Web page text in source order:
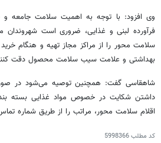
وی افزود: با توجه به اهمیت سلامت جامعه و
فرآورده لبنی و غذایی، ضروری است شهروندان
سلامت محور را از مراکز مجاز تهیه و هنگام
بهداشتی و علامت سیب سلامت محصول دقت
شاهقاسی گفت: همچنین توصیه می‌شود در
داشتن شکایت در خصوص مواد غذایی بسته
اقلام سلامت محور، مراتب را از طریق شماره تماس ۱۹۰ گزارش
کد مطلب5998366